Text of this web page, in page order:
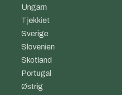
Ungarn
Tjekkiet
Sverige
Slovenien
Skotland
Portugal
Østrig